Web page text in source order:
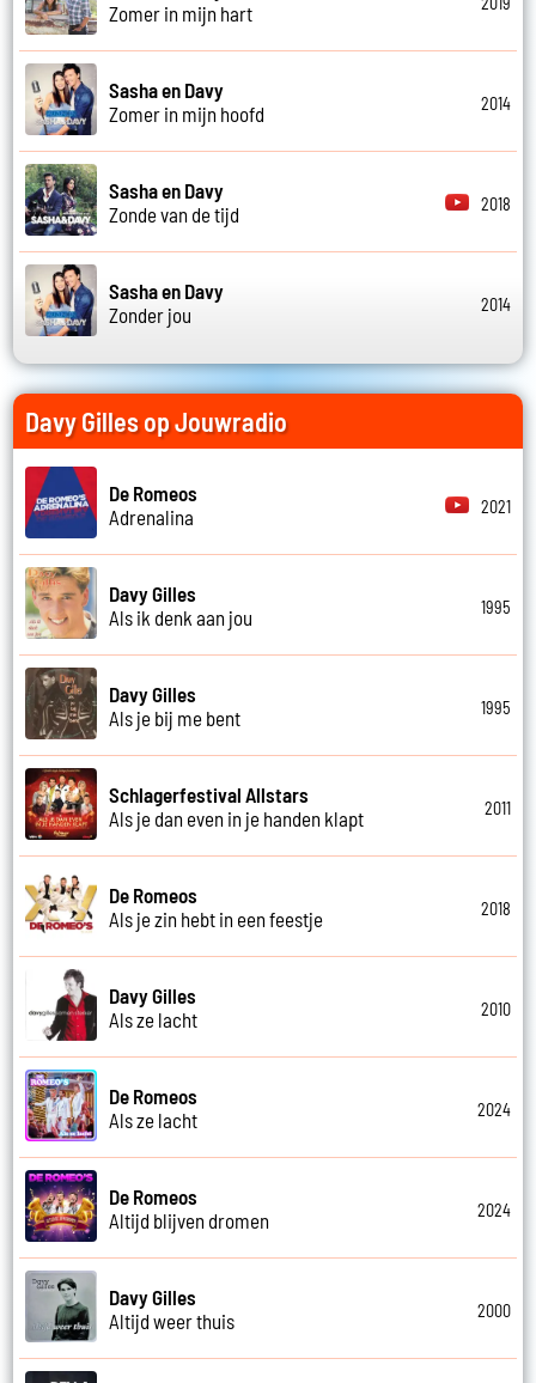
Zomer in mijn hart
Sasha en Davy
Zomer in mijn hoofd
2014
Sasha en Davy
Zonde van de tijd
2018
Sasha en Davy
Zonder jou
2014
Davy Gilles op Jouwradio
De Romeos
Adrenalina
2021
Davy Gilles
Als ik denk aan jou
1995
Davy Gilles
Als je bij me bent
1995
Schlagerfestival Allstars
Als je dan even in je handen klapt
2011
De Romeos
Als je zin hebt in een feestje
2018
Davy Gilles
Als ze lacht
2010
De Romeos
Als ze lacht
2024
De Romeos
Altijd blijven dromen
2024
Davy Gilles
Altijd weer thuis
2000